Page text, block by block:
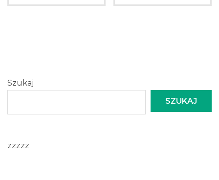
Szukaj
SZUKAJ
zzzzz